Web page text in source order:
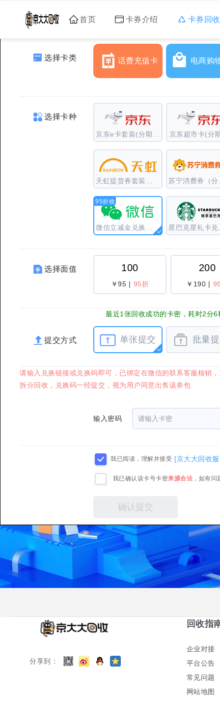
首页 卡券介绍 卡券回收
选择卡类 话费充值卡 电商购
选择卡种
京东超市卡(分
95折收
选择面值 100
￥95 | 95折
200
￥190 |
最近1张回收成功的卡密，耗时2分
提交方式 单张提交 批量
请输入兑换链接或兑换码即可，已绑定在微信的联系客服核销
拆分回收，兑换码一经提交，视为用户同意出售该券包
输入密码
我已阅读，理解并接受 [京大大回收
我已确认该卡号卡密来源合法 ，如有
分享到：
回收指
企业对接
平台公告
常见问题
网站地图